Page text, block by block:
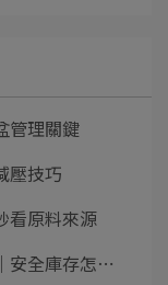
管理關鍵
壓技巧
看原料來源
安全庫存怎⋯